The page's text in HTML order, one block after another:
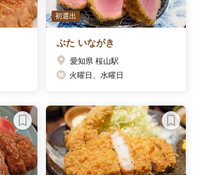
初選出
ぶた いながき
愛知県 桜山駅
火曜日、水曜日